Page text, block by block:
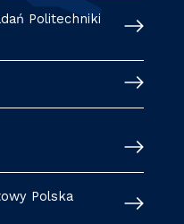
Politechniki
Polska